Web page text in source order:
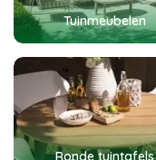
Tuinmeubelen
Ronde tuintafels